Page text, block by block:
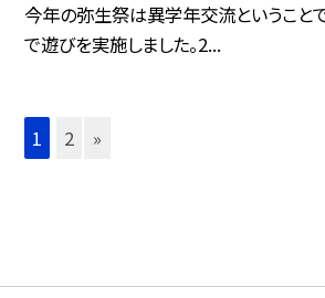
今年の弥生祭は異学年交流ということで
で遊びを実施しました。2...
1 2 »